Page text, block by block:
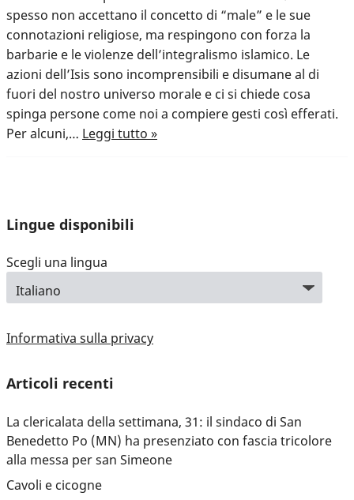
spesso non accettano il concetto di “male” e le sue
connotazioni religiose, ma respingono con forza la
barbarie e le violenze dell’integralismo islamico. Le
azioni dell’Isis sono incomprensibili e disumane al di
fuori del nostro universo morale e ci si chiede cosa
spinga persone come noi a compiere gesti così efferati.
Per alcuni,… Leggi tutto »
Lingue disponibili
Scegli una lingua
Informativa sulla privacy
Articoli recenti
La clericalata della settimana, 31: il sindaco di San
Benedetto Po (MN) ha presenziato con fascia tricolore
alla messa per san Simeone
Cavoli e cicogne